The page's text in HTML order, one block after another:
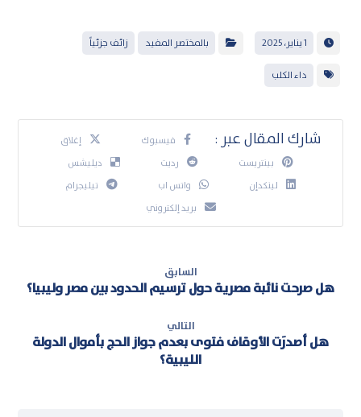
1 يناير، 2025 بالمختصر المفيد زائف جزئياً
داء الكلب
فيسبوك
إغلاق
بينتريست
رديت
ديليشس
لينكدإن
واتس اب
تيليجرام
بريد إلكتروني
السابق
هل صرحت نائبة مصرية حول ترسيم الحدود بين مصر وليبيا؟
التالي
هل أصدرَت الأوقاف فتوى بعدم جواز الحج بأموال الدولة
الليبية؟